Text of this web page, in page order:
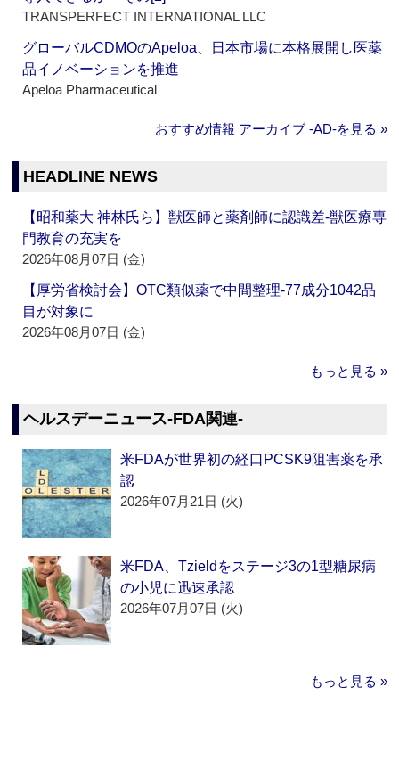
TRANSPERFECT INTERNATIONAL LLC
グローバルCDMOのApeloa、日本市場に本格展開し医薬
品イノベーションを推進
Apeloa Pharmaceutical
おすすめ情報 アーカイブ ‐AD‐を見る »
HEADLINE NEWS
【昭和薬大 神林氏ら】獣医師と薬剤師に認識差‐獣医療専
門教育の充実を
2026年08月07日 (金)
【厚労省検討会】OTC類似薬で中間整理‐77成分1042品
目が対象に
2026年08月07日 (金)
もっと見る »
ヘルスデーニュース‐FDA関連‐
米FDAが世界初の経口PCSK9阻害薬を承
認
2026年07月21日 (火)
米FDA、Tzieldをステージ3の1型糖尿病
の小児に迅速承認
2026年07月07日 (火)
もっと見る »